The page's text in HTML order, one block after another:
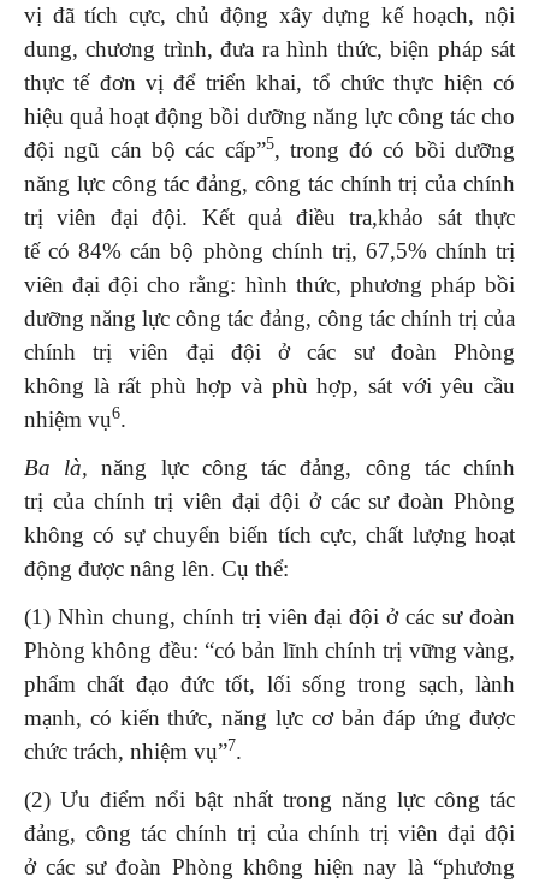
vị đã tích cực, chủ động xây dựng kế hoạch, nội
dung, chương trình, đưa ra hình thức, biện pháp sát
thực tế đơn vị để triển khai, tổ chức thực hiện có
hiệu quả hoạt động bồi dưỡng năng lực công tác cho
đội ngũ cán bộ các cấp”5, trong đó có bồi dưỡng
năng lực công tác đảng, công tác chính trị của chính
trị viên đại đội. Kết quả điều tra,khảo sát thực
tế có 84% cán bộ phòng chính trị, 67,5% chính trị
viên đại đội cho rằng: hình thức, phương pháp bồi
dưỡng năng lực công tác đảng, công tác chính trị của
chính trị viên đại đội ở các sư đoàn Phòng
không là rất phù hợp và phù hợp, sát với yêu cầu
nhiệm vụ6.
Ba là, năng lực công tác đảng, công tác chính
trị của chính trị viên đại đội ở các sư đoàn Phòng
không có sự chuyển biến tích cực, chất lượng hoạt
động được nâng lên. Cụ thể:
(1) Nhìn chung, chính trị viên đại đội ở các sư đoàn
Phòng không đều: “có bản lĩnh chính trị vững vàng,
phẩm chất đạo đức tốt, lối sống trong sạch, lành
mạnh, có kiến thức, năng lực cơ bản đáp ứng được
chức trách, nhiệm vụ”7.
(2) Ưu điểm nổi bật nhất trong năng lực công tác
đảng, công tác chính trị của chính trị viên đại đội
ở các sư đoàn Phòng không hiện nay là “phương